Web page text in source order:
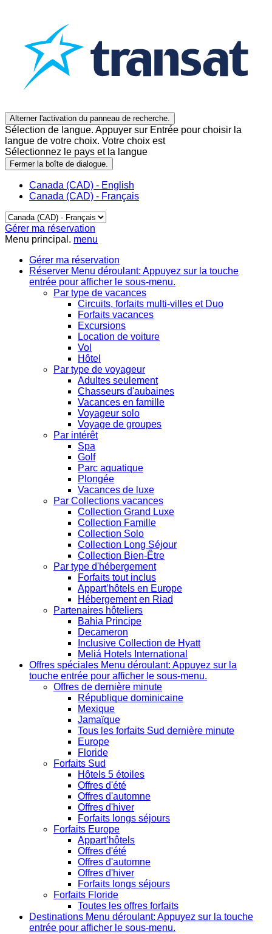
Alterner l'activation du panneau de recherche.
Sélection de langue. Appuyer sur Entrée pour choisir la
langue de votre choix. Votre choix est
Sélectionnez le pays et la langue
Fermer la boîte de dialogue.
Canada (CAD) - English
Canada (CAD) - Français
Gérer ma réservation
Menu principal. menu
Gérer ma réservation
Réserver Menu déroulant: Appuyez sur la touche
entrée pour afficher le sous-menu.
Par type de vacances
Circuits, forfaits multi-villes et Duo
Forfaits vacances
Excursions
Location de voiture
Vol
Hôtel
Par type de voyageur
Adultes seulement
Chasseurs d'aubaines
Vacances en famille
Voyageur solo
Voyage de groupes
Par intérêt
Spa
Golf
Parc aquatique
Plongée
Vacances de luxe
Par Collections vacances
Collection Grand Luxe
Collection Famille
Collection Solo
Collection Long Séjour
Collection Bien-Être
Par type d'hébergement
Forfaits tout inclus
Appart’hôtels en Europe
Hébergement en Riad
Partenaires hôteliers
Bahia Principe
Decameron
Inclusive Collection de Hyatt
Meliá Hotels International
Offres spéciales Menu déroulant: Appuyez sur la
touche entrée pour afficher le sous-menu.
Offres de dernière minute
République dominicaine
Mexique
Jamaïque
Tous les forfaits Sud dernière minute
Europe
Floride
Forfaits Sud
Hôtels 5 étoiles
Offres d'été
Offres d'automne
Offres d'hiver
Forfaits longs séjours
Forfaits Europe
Appart’hôtels
Offres d'été
Offres d'automne
Offres d'hiver
Forfaits longs séjours
Forfaits Floride
Toutes les offres forfaits
Destinations Menu déroulant: Appuyez sur la touche
entrée pour afficher le sous-menu.